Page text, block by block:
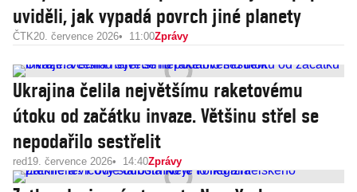
uviděli, jak vypadá povrch jiné planety
ČTK20. července 2026 11:00Zprávy
Ukrajina čelila největšímu raketovému
útoku od začátku invaze. Většinu střel se
nepodařilo sestřelit
red19. července 2026 14:40Zprávy